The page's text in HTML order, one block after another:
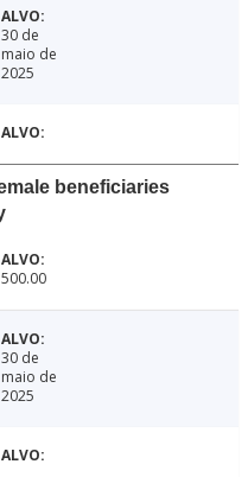
30 de
maio de
2025
beneficiaries
500.00
30 de
maio de
2025